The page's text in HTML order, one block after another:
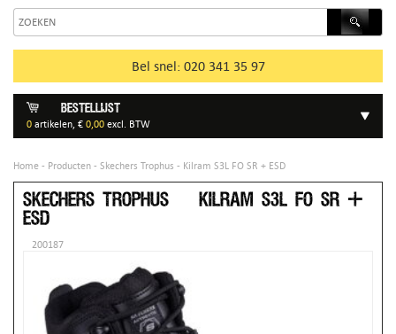
Bel snel: 020 341 35 97
Bestellijst
0 artikelen, € 0,00 excl. BTW
Home - Producten - Skechers Trophus - Kilram S3L FO SR + ESD
Skechers Trophus - Kilram S3L FO SR +
ESD
200187